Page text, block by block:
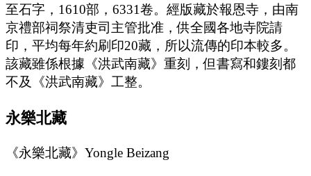
至石字，1610部，6331卷。經版藏於報恩寺，由南
京禮部祠祭清吏司主管批准，供全國各地寺院請
印，平均每年約刷印20藏，所以流傳的印本較多。
該藏雖係根據《洪武南藏》重刻，但書寫和鏤刻都
不及《洪武南藏》工整。
永樂北藏
《永樂北藏》Yongle Beizang